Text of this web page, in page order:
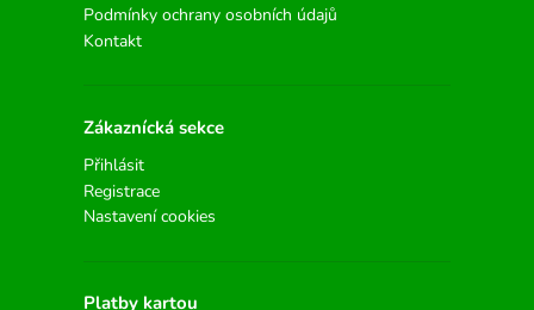
Podmínky ochrany osobních údajů
Kontakt
Zákaznícká sekce
Přihlásit
Registrace
Nastavení cookies
Platby kartou